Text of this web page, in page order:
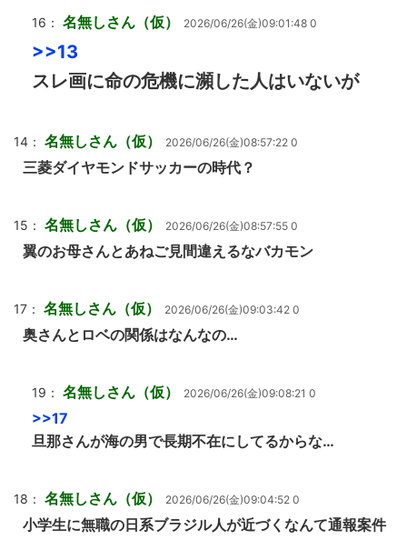
16： 名無しさん（仮） 2026/06/26(金)09:01:48 0
>>13
スレ画に命の危機に瀕した人はいないが
14： 名無しさん（仮） 2026/06/26(金)08:57:22 0
三菱ダイヤモンドサッカーの時代？
15： 名無しさん（仮） 2026/06/26(金)08:57:55 0
翼のお母さんとあねご見間違えるなバカモン
17： 名無しさん（仮） 2026/06/26(金)09:03:42 0
奥さんとロベの関係はなんなの…
19： 名無しさん（仮） 2026/06/26(金)09:08:21 0
>>17
旦那さんが海の男で長期不在にしてるからな…
18： 名無しさん（仮） 2026/06/26(金)09:04:52 0
小学生に無職の日系ブラジル人が近づくなんて通報案件